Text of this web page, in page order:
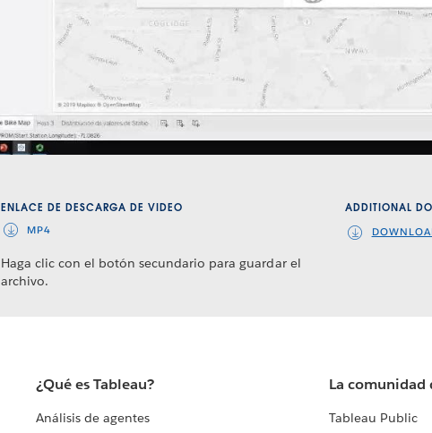
ENLACE DE DESCARGA DE VIDEO
MP4
Haga clic con el botón secundario para guardar el
archivo.
ADDITIONAL
¿Qué es Tableau?
Análisis de agentes
La comunidad
Tableau Public